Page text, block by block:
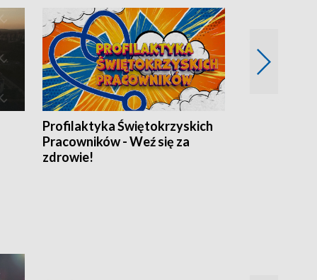
Profilaktyka Świętokrzyskich
Pracowników - Weź się za
zdrowie!